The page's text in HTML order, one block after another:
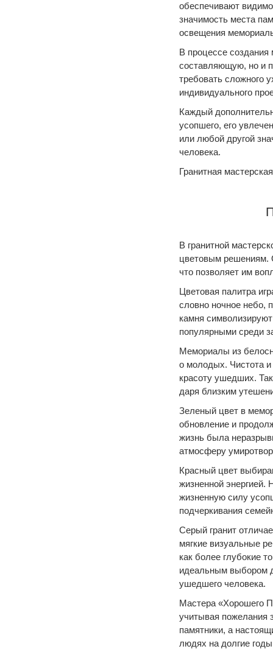
обеспечивают
значимость места
освещения
В процессе создания
составляющую, но и
требовать сложного
индивидуального
Каждый
усопшего, его
или любой другой
человека.
Гранитная
В гранитной
цветовым решениям.
что позволяет им
Цветовая палитра
словно ночное небо,
камня
популярными среди
Мемориалы из
о молодых. Чистота и
красоту ушедших.
даря близким
Зеленый цвет в
обновление и
жизнь была
атмосферу
Красный цвет
жизненной
жизненную силу
подчеркивания
Серый гранит
мягкие визуальные
как более глубокие
идеальным выбором
ушедшего человека.
Мастера «Хорошего
учитывая пожелания
памятники, а
людях на долгие